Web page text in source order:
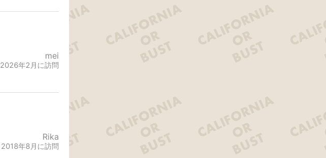
mei
2026年2月に訪問
Rika
2018年8月に訪問